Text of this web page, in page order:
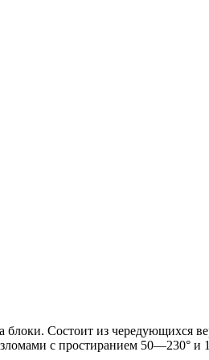
Состоит из чередующихся
с простиранием 50—230°